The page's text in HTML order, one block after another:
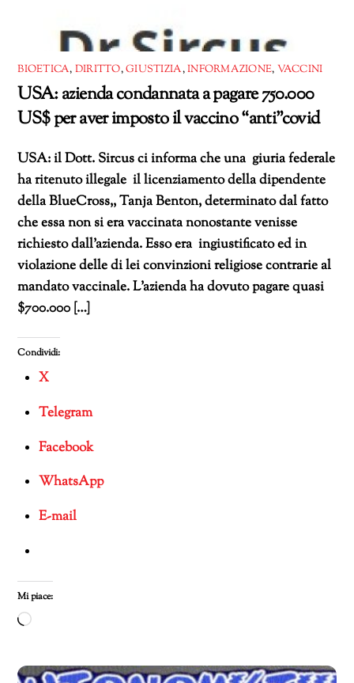
BIOETICA, DIRITTO,GIUSTIZIA,INFORMAZIONE, VACCINI
USA: azienda condannata a pagare 750.000
US$ per aver imposto il vaccino “anti”covid
USA: il Dott. Sircus ci informa che una giuria federale
ha ritenuto illegale il licenziamento della dipendente
della BlueCross,, Tanja Benton, determinato dal fatto
che essa non si era vaccinata nonostante venisse
richiesto dall’azienda. Esso era ingiustificato ed in
violazione delle di lei convinzioni religiose contrarie al
mandato vaccinale. L’azienda ha dovuto pagare quasi
$700.000 […]
Condividi:
X
Telegram
Facebook
WhatsApp
E-mail
Mi piace:
Caricamento
corso…